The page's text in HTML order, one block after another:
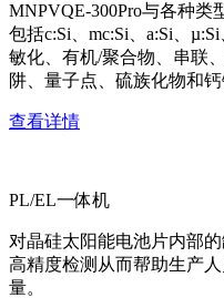
MNPVQE-300Pro与各种类
包括c:Si、mc:Si、a:Si、
敏化、有机/聚合物、串联
阱、量子点、硫族化物和钙
查看详情
PL/EL一体机
对晶硅太阳能电池片内部
高精度检测从而帮助生产
量。